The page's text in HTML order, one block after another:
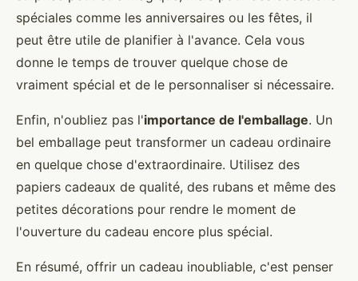
spéciales comme les anniversaires ou les fêtes, il
peut être utile de planifier à l'avance. Cela vous
donne le temps de trouver quelque chose de
vraiment spécial et de le personnaliser si nécessaire.
Enfin, n'oubliez pas l'importance de l'emballage. Un
bel emballage peut transformer un cadeau ordinaire
en quelque chose d'extraordinaire. Utilisez des
papiers cadeaux de qualité, des rubans et même des
petites décorations pour rendre le moment de
l'ouverture du cadeau encore plus spécial.
En résumé, offrir un cadeau inoubliable, c'est penser